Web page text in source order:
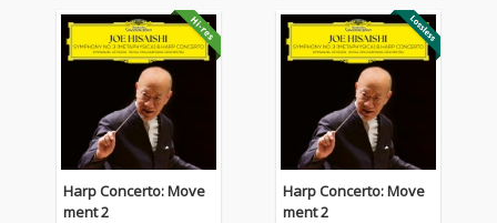
Harp Concerto: Move
ment 2
Harp Concerto: Move
ment 2